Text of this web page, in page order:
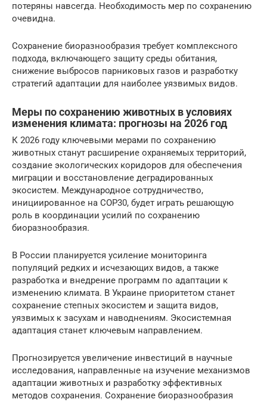
потеряны навсегда. Необходимость мер по сохранению
очевидна.
Сохранение биоразнообразия требует комплексного
подхода, включающего защиту среды обитания,
снижение выбросов парниковых газов и разработку
стратегий адаптации для наиболее уязвимых видов.
Меры по сохранению животных в условиях
изменения климата: прогнозы на 2026 год
К 2026 году ключевыми мерами по сохранению
животных станут расширение охраняемых территорий,
создание экологических коридоров для обеспечения
миграции и восстановление деградированных
экосистем. Международное сотрудничество,
инициированное на COP30, будет играть решающую
роль в координации усилий по сохранению
биоразнообразия.
В России планируется усиление мониторинга
популяций редких и исчезающих видов, а также
разработка и внедрение программ по адаптации к
изменению климата. В Украине приоритетом станет
сохранение степных экосистем и защита видов,
уязвимых к засухам и наводнениям. Экосистемная
адаптация станет ключевым направлением.
Прогнозируется увеличение инвестиций в научные
исследования, направленные на изучение механизмов
адаптации животных и разработку эффективных
методов сохранения. Сохранение биоразнообразия